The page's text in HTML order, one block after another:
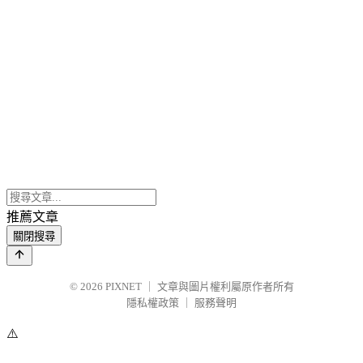
推薦文章
關閉搜尋
© 2026 PIXNET
文章與圖片權利屬原作者所有
隱私權政策
服務聲明
⚠️